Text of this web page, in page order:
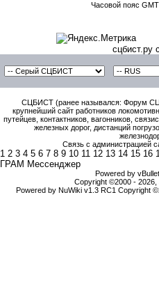
Часовой пояс
сцбист.ру
СЦБИСТ (ранее назывался: Форум
крупнейший сайт работников
путейцев, контактников, вагонников,
железных дорог, дистанций
Связь с администрацией
1 2 3 4 5 6 7 8 9 10 11 12 13 14 15 16
ГРАМ Мессенджер
Powered by
Copyright ©2000 - 2026,
Powered by NuWiki v1.3 RC1 Copyright